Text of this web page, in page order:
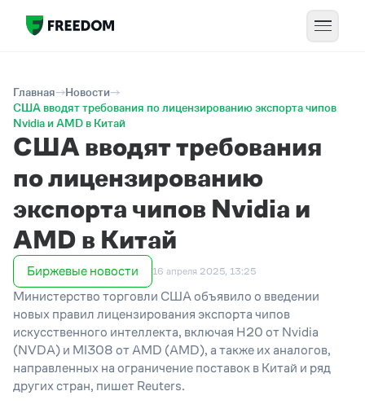
Главная
Новости
США вводят требования по лицензированию экспорта чипов
Nvidia и AMD в Китай
США вводят требования
по лицензированию
экспорта чипов Nvidia и
AMD в Китай
Биржевые новости 16 апреля 2025, 13:25
Министерство торговли США объявило о введении
новых правил лицензирования экспорта чипов
искусственного интеллекта, включая H20 от Nvidia
(NVDA) и MI308 от AMD (AMD), а также их аналогов,
направленных на ограничение поставок в Китай и ряд
других стран, пишет Reuters.